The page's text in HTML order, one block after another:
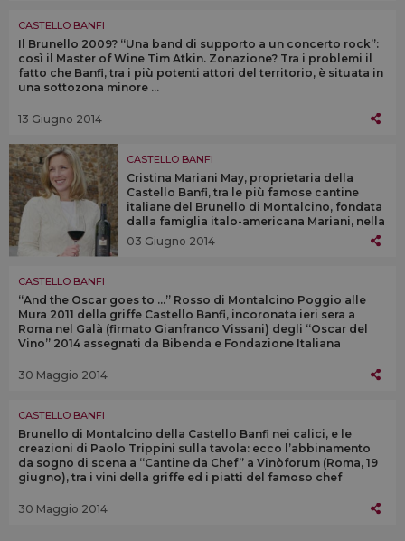
CASTELLO BANFI
Il Brunello 2009? “Una band di supporto a un concerto rock”:
così il Master of Wine Tim Atkin. Zonazione? Tra i problemi il
fatto che Banfi, tra i più potenti attori del territorio, è situata in
una sottozona minore ...
13 Giugno 2014
CASTELLO BANFI
Cristina Mariani May, proprietaria della
Castello Banfi, tra le più famose cantine
italiane del Brunello di Montalcino, fondata
dalla famiglia italo-americana Mariani, nella
“Top 10 Women in italian wine” stilata dal
magazine Uk “The Drinks Business”
03 Giugno 2014
CASTELLO BANFI
“And the Oscar goes to ...” Rosso di Montalcino Poggio alle
Mura 2011 della griffe Castello Banfi, incoronata ieri sera a
Roma nel Galà (firmato Gianfranco Vissani) degli “Oscar del
Vino” 2014 assegnati da Bibenda e Fondazione Italiana
30 Maggio 2014
CASTELLO BANFI
Brunello di Montalcino della Castello Banfi nei calici, e le
creazioni di Paolo Trippini sulla tavola: ecco l’abbinamento
da sogno di scena a “Cantine da Chef” a Vinòforum (Roma, 19
giugno), tra i vini della griffe ed i piatti del famoso chef
30 Maggio 2014